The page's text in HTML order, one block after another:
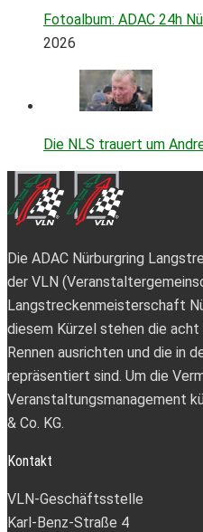
Fotoalbum: ADAC 24h
2026
Die NLS trauert um
Die ADAC Nürburgring
der VLN
Langstreckenmeisterschaft
diesem Kürzel stehen die
Rennen ausrichten und die in
repräsentiert sind. Um die
Veranstaltungsmanagement
& Co. KG.
Kontakt
VLN-Geschäftsstelle
Karl-Benz-Straße 4